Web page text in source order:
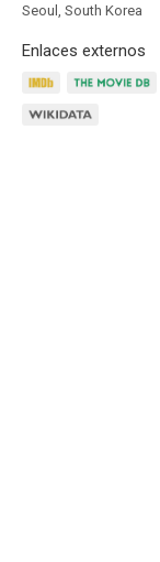
Seoul, South Korea
Enlaces externos